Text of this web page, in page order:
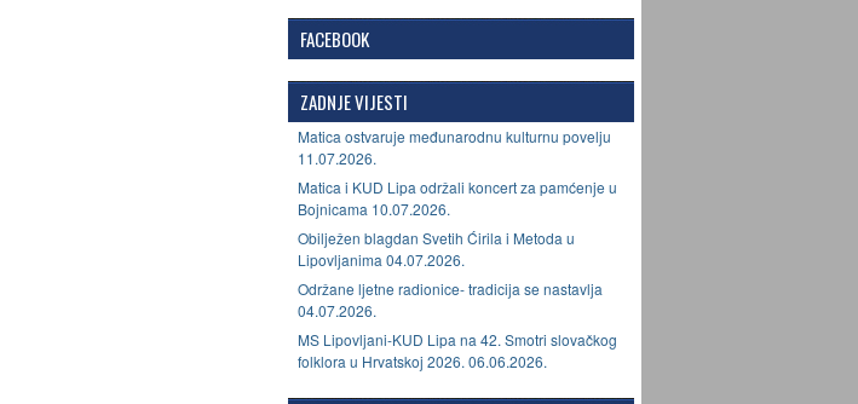
FACEBOOK
ZADNJE VIJESTI
Matica ostvaruje međunarodnu kulturnu povelju
11.07.2026.
Matica i KUD Lipa održali koncert za pamćenje u
Bojnicama 10.07.2026.
Obilježen blagdan Svetih Ćirila i Metoda u
Lipovljanima 04.07.2026.
Održane ljetne radionice- tradicija se nastavlja
04.07.2026.
MS Lipovljani-KUD Lipa na 42. Smotri slovačkog
folklora u Hrvatskoj 2026. 06.06.2026.